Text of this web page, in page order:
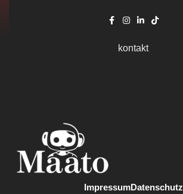
kontakt
ImpressumDatenschutz